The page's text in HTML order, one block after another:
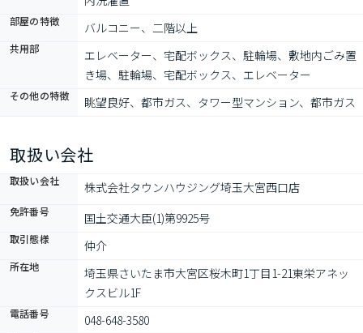
部屋の特徴 バルコニー、二階以上
共用部
エレベーター、宅配ボックス、駐輪場、敷地内ごみ置
き場、駐輪場、宅配ボックス、エレベーター
その他の特徴 眺望良好、都市ガス、タワー型マンション、都市ガス
取扱い会社
取扱い会社 株式会社タウンハウジング埼玉大宮西口店
免許番号 国土交通大臣(1)第9925号
取引態様 仲介
所在地
埼玉県さいたま市大宮区桜木町1丁目1-21東栄アネッ
クスビル1F
電話番号 048-648-3580